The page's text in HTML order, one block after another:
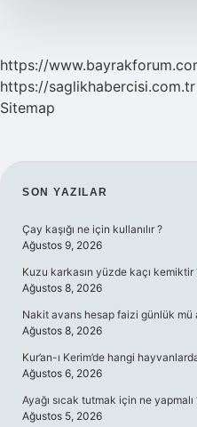
https://
https://saglikhabercisi.com.tr
Sitemap
SIDEBAR
SON YAZILAR
Çay kaşığı ne için kullanılır ?
Ağustos 9, 2026
Kuzu karkasın yüzde kaçı kemiktir
Ağustos 8, 2026
Nakit avans hesap faizi günlük mü
Ağustos 8, 2026
Kur’an-ı Kerim’de hangi
Ağustos 6, 2026
Ayağı sıcak tutmak için ne yapmalı
Ağustos 5, 2026